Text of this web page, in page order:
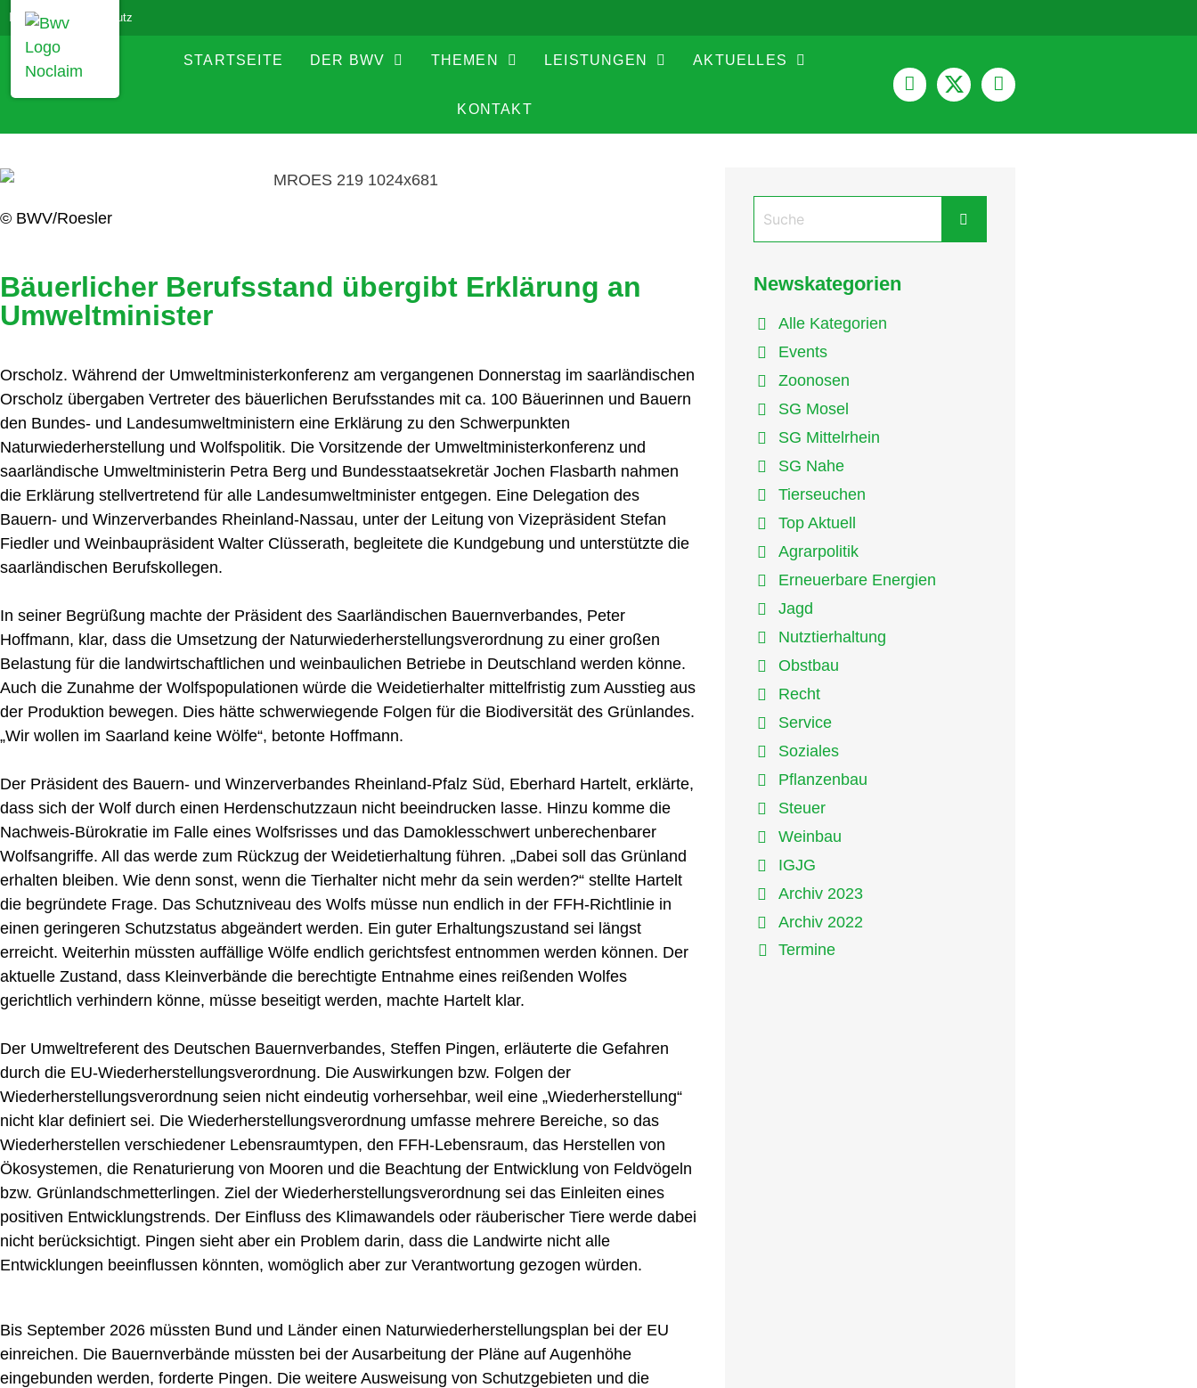
Impressum Datenschutz
STARTSEITE DER BWV THEMEN LEISTUNGEN AKTUELLES
KONTAKT
© BWV/Roesler
Bäuerlicher Berufsstand übergibt Erklärung an
Umweltminister
Orscholz. Während der Umweltministerkonferenz am vergangenen Donnerstag im saarländischen
Orscholz übergaben Vertreter des bäuerlichen Berufsstandes mit ca. 100 Bäuerinnen und Bauern
den Bundes- und Landesumweltministern eine Erklärung zu den Schwerpunkten
Naturwiederherstellung und Wolfspolitik. Die Vorsitzende der Umweltministerkonferenz und
saarländische Umweltministerin Petra Berg und Bundesstaatsekretär Jochen Flasbarth nahmen
die Erklärung stellvertretend für alle Landesumweltminister entgegen. Eine Delegation des
Bauern- und Winzerverbandes Rheinland-Nassau, unter der Leitung von Vizepräsident Stefan
Fiedler und Weinbaupräsident Walter Clüsserath, begleitete die Kundgebung und unterstützte die
saarländischen Berufskollegen.
In seiner Begrüßung machte der Präsident des Saarländischen Bauernverbandes, Peter
Hoffmann, klar, dass die Umsetzung der Naturwiederherstellungsverordnung zu einer großen
Belastung für die landwirtschaftlichen und weinbaulichen Betriebe in Deutschland werden könne.
Auch die Zunahme der Wolfspopulationen würde die Weidetierhalter mittelfristig zum Ausstieg aus
der Produktion bewegen. Dies hätte schwerwiegende Folgen für die Biodiversität des Grünlandes.
„Wir wollen im Saarland keine Wölfe“, betonte Hoffmann.
Der Präsident des Bauern- und Winzerverbandes Rheinland-Pfalz Süd, Eberhard Hartelt, erklärte,
dass sich der Wolf durch einen Herdenschutzzaun nicht beeindrucken lasse. Hinzu komme die
Nachweis-Bürokratie im Falle eines Wolfsrisses und das Damoklesschwert unberechenbarer
Wolfsangriffe. All das werde zum Rückzug der Weidetierhaltung führen. „Dabei soll das Grünland
erhalten bleiben. Wie denn sonst, wenn die Tierhalter nicht mehr da sein werden?“ stellte Hartelt
die begründete Frage. Das Schutzniveau des Wolfs müsse nun endlich in der FFH-Richtlinie in
einen geringeren Schutzstatus abgeändert werden. Ein guter Erhaltungszustand sei längst
erreicht. Weiterhin müssten auffällige Wölfe endlich gerichtsfest entnommen werden können. Der
aktuelle Zustand, dass Kleinverbände die berechtigte Entnahme eines reißenden Wolfes
gerichtlich verhindern könne, müsse beseitigt werden, machte Hartelt klar.
Der Umweltreferent des Deutschen Bauernverbandes, Steffen Pingen, erläuterte die Gefahren
durch die EU-Wiederherstellungsverordnung. Die Auswirkungen bzw. Folgen der
Wiederherstellungsverordnung seien nicht eindeutig vorhersehbar, weil eine „Wiederherstellung“
nicht klar definiert sei. Die Wiederherstellungsverordnung umfasse mehrere Bereiche, so das
Wiederherstellen verschiedener Lebensraumtypen, den FFH-Lebensraum, das Herstellen von
Ökosystemen, die Renaturierung von Mooren und die Beachtung der Entwicklung von Feldvögeln
bzw. Grünlandschmetterlingen. Ziel der Wiederherstellungsverordnung sei das Einleiten eines
positiven Entwicklungstrends. Der Einfluss des Klimawandels oder räuberischer Tiere werde dabei
nicht berücksichtigt. Pingen sieht aber ein Problem darin, dass die Landwirte nicht alle
Entwicklungen beeinflussen könnten, womöglich aber zur Verantwortung gezogen würden.
Bis September 2026 müssten Bund und Länder einen Naturwiederherstellungsplan bei der EU
einreichen. Die Bauernverbände müssten bei der Ausarbeitung der Pläne auf Augenhöhe
eingebunden werden, forderte Pingen. Die weitere Ausweisung von Schutzgebieten und die
Newskategorien
Alle Kategorien
Events
Zoonosen
SG Mosel
SG Mittelrhein
SG Nahe
Tierseuchen
Top Aktuell
Agrarpolitik
Erneuerbare Energien
Jagd
Nutztierhaltung
Obstbau
Recht
Service
Soziales
Pflanzenbau
Steuer
Weinbau
IGJG
Archiv 2023
Archiv 2022
Termine